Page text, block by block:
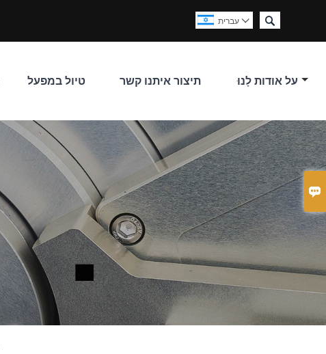

 עברית 
טיול במפעל תיצור איתנו קשר על אודות לָנוּ